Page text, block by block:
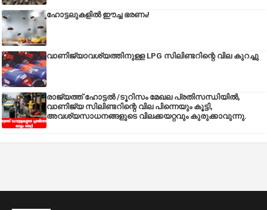
ഹോട്ടലുകളിൽ ഈച്ച ഭരണം!
വാണിജ്യാവശ്യത്തിനുള്ള LPG സിലിണ്ടറിന്റെ വില കുറച്ചു
രാജ്യത്ത് ഹോട്ടൽ /ടൂറിസം മേഖല പ്രതിസന്ധിയിൽ,
വാണിജ്യ സിലിണ്ടറിന്റെ വില പിന്നെയും കൂട്ടി,
അവശ്യസാധനങ്ങളുടെ വിലക്കയറ്റവും കുരുക്കാവുന്നു.